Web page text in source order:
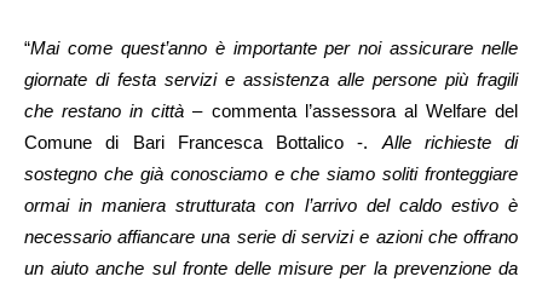
“Mai come quest’anno è importante per noi assicurare nelle
giornate di festa servizi e assistenza alle persone più fragili
che restano in città – commenta l’assessora al Welfare del
Comune di Bari Francesca Bottalico -. Alle richieste di
sostegno che già conosciamo e che siamo soliti fronteggiare
ormai in maniera strutturata con l’arrivo del caldo estivo è
necessario affiancare una serie di servizi e azioni che offrano
un aiuto anche sul fronte delle misure per la prevenzione da